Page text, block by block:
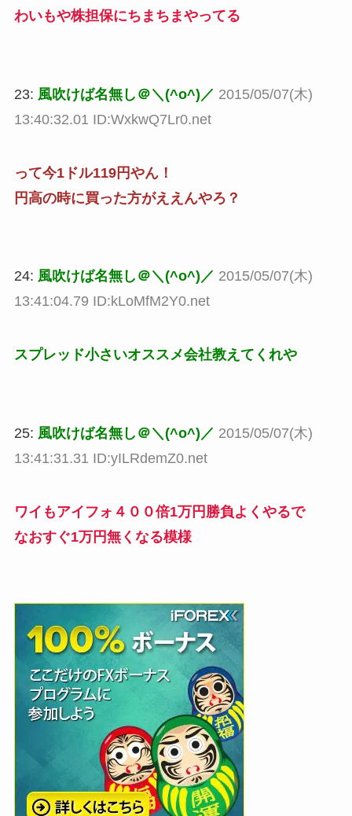
わいもや株担保にちまちまやってる
23: 風吹けば名無し＠＼(^o^)／ 2015/05/07(木)
13:40:32.01 ID:WxkwQ7Lr0.net
って今1ドル119円やん！
円高の時に買った方がええんやろ？
24: 風吹けば名無し＠＼(^o^)／ 2015/05/07(木)
13:41:04.79 ID:kLoMfM2Y0.net
スプレッド小さいオススメ会社教えてくれや
25: 風吹けば名無し＠＼(^o^)／ 2015/05/07(木)
13:41:31.31 ID:yILRdemZ0.net
ワイもアイフォ４００倍1万円勝負よくやるで
なおすぐ1万円無くなる模様